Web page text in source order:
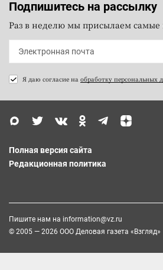
Подпишитесь на рассылку
Раз в неделю мы присылаем самые
Я даю согласие на обработку персональных
Полная версия сайта
Редакционная политика
Пишите нам на information@vz.ru
© 2005 — 2026 ООО Деловая газета «Взгляд»